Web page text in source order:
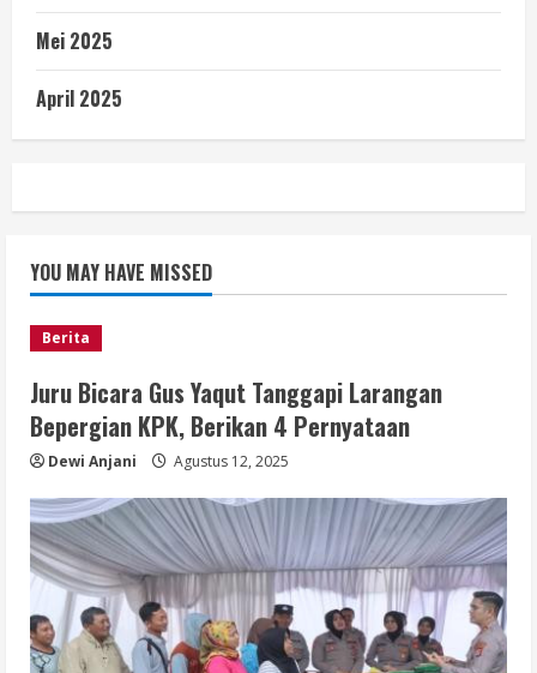
Mei 2025
April 2025
YOU MAY HAVE MISSED
Berita
Juru Bicara Gus Yaqut Tanggapi Larangan
Bepergian KPK, Berikan 4 Pernyataan
Dewi Anjani Agustus 12, 2025